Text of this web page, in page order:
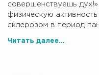
совершенствуешь
физическую
склерозом в период
Читать далее...